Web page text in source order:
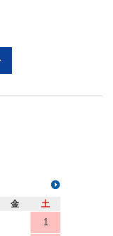
金 土
1